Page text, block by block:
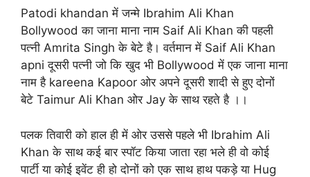
Patodi khandan में जन्मे Ibrahim Ali Khan
Bollywood का जाना माना नाम Saif Ali Khan की पहली
पत्नी Amrita Singh के बेटे है। वर्तमान में Saif Ali Khan
apni दूसरी पत्नी जो कि खुद भी Bollywood में एक जाना माना
नाम है kareena Kapoor ओर अपने दूसरी शादी से हुए दोनों
बेटे Taimur Ali Khan ओर Jay के साथ रहते है ।।
पलक तिवारी को हाल ही में ओर उससे पहले भी Ibrahim Ali
Khan के साथ कई बार स्पॉट किया जाता रहा भले ही वो कोई
पार्टी या कोई इवेंट ही हो दोनों को एक साथ हाथ पकड़े या Hug